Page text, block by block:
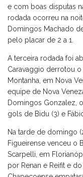
e com boas disputas
rodada ocorreu na
Domingos Machado
pelo placar de 2 a 1.
A terceira rodada foi
Caravaggio derrotou
Montanha, em Nova
equipe de Nova
Domingos Gonzalez,
gols de Bidu (3) e
Na tarde de domingo
Figueirense venceu o
Scarpelli, em
por Renan e Reifit e